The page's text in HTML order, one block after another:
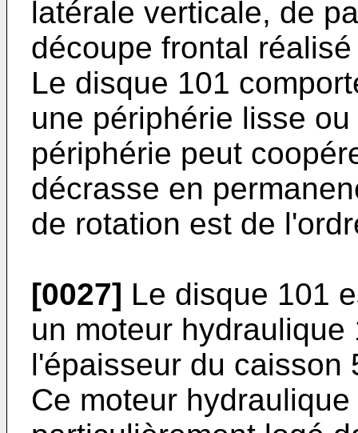
latérale verticale, de
découpe frontal
Le disque 101
une périphérie lisse
périphérie peut
décrasse en
de rotation est de
[0027] Le disque 101
un moteur
l'épaisseur du caisson
Ce moteur